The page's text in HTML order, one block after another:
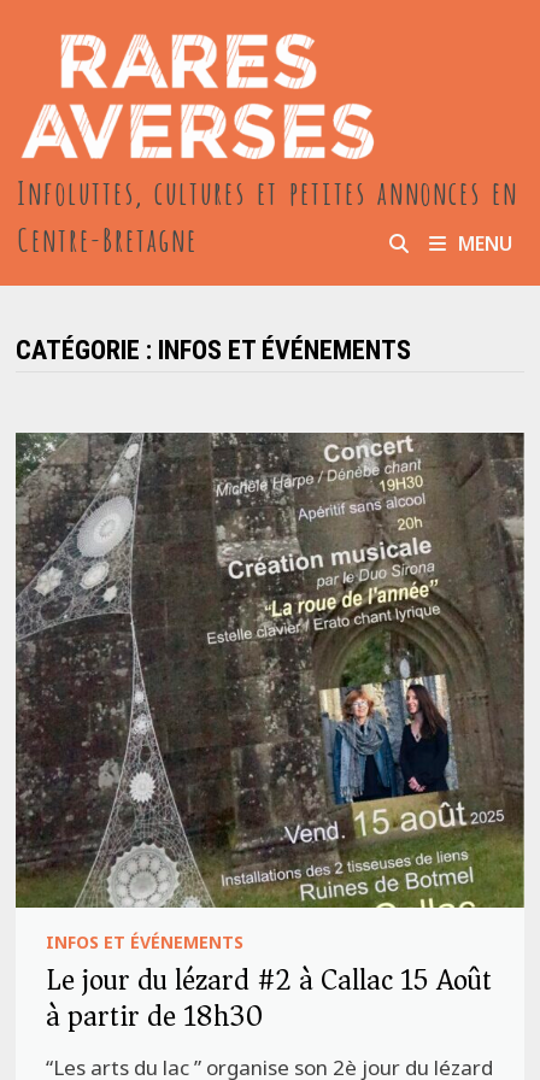
contenu
Infoluttes, cultures et petites annonces en
Centre-Bretagne
MENU
CATÉGORIE : INFOS ET ÉVÉNEMENTS
INFOS ET ÉVÉNEMENTS
Le jour du lézard #2 à Callac 15 Août
à partir de 18h30
“Les arts du lac ” organise son 2è jour du lézard